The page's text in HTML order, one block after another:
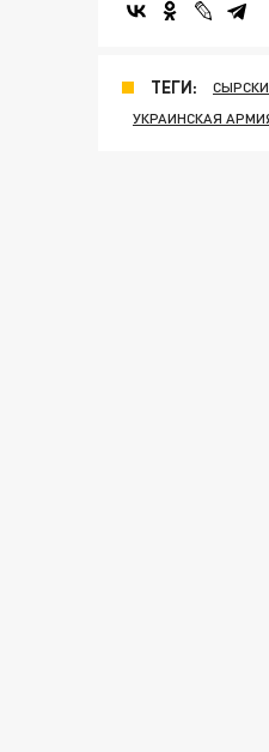
ТЕГИ:
УКРАИНСКАЯ